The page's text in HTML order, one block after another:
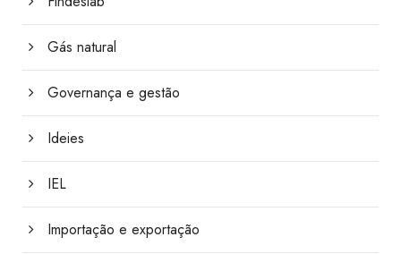
Gás natural
Governança e gestão
Ideies
IEL
Importação e exportação